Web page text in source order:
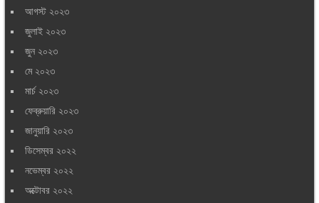
আগস্ট ২০২৩
জুলাই ২০২৩
জুন ২০২৩
মে ২০২৩
মার্চ ২০২৩
ফেব্রুয়ারি ২০২৩
জানুয়ারি ২০২৩
ডিসেম্বর ২০২২
নভেম্বর ২০২২
অক্টোবর ২০২২